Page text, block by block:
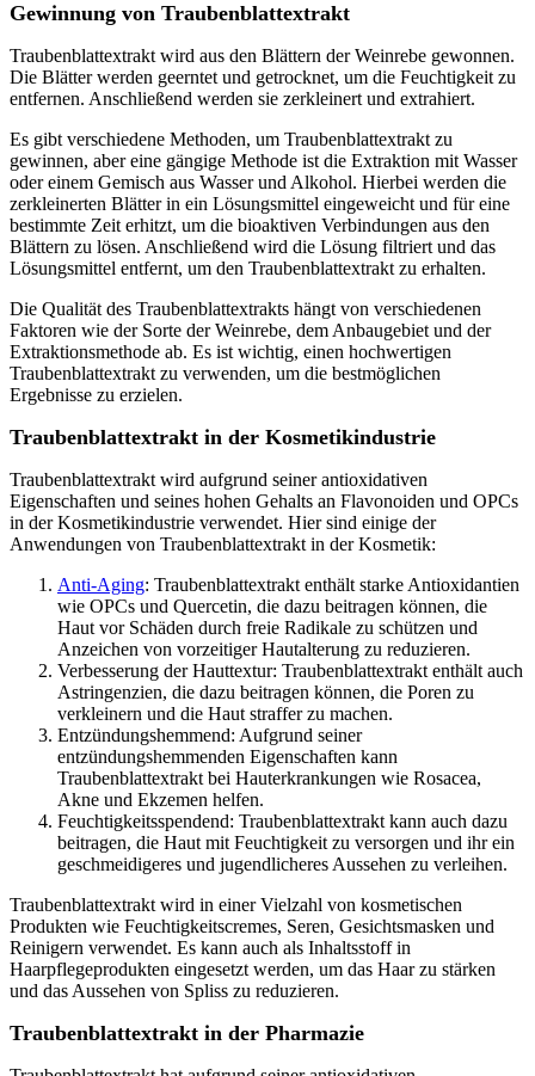
Gewinnung von Traubenblattextrakt
Traubenblattextrakt wird aus den Blättern der Weinrebe gewonnen.
Die Blätter werden geerntet und getrocknet, um die Feuchtigkeit zu
entfernen. Anschließend werden sie zerkleinert und extrahiert.
Es gibt verschiedene Methoden, um Traubenblattextrakt zu
gewinnen, aber eine gängige Methode ist die Extraktion mit Wasser
oder einem Gemisch aus Wasser und Alkohol. Hierbei werden die
zerkleinerten Blätter in ein Lösungsmittel eingeweicht und für eine
bestimmte Zeit erhitzt, um die bioaktiven Verbindungen aus den
Blättern zu lösen. Anschließend wird die Lösung filtriert und das
Lösungsmittel entfernt, um den Traubenblattextrakt zu erhalten.
Die Qualität des Traubenblattextrakts hängt von verschiedenen
Faktoren wie der Sorte der Weinrebe, dem Anbaugebiet und der
Extraktionsmethode ab. Es ist wichtig, einen hochwertigen
Traubenblattextrakt zu verwenden, um die bestmöglichen
Ergebnisse zu erzielen.
Traubenblattextrakt in der Kosmetikindustrie
Traubenblattextrakt wird aufgrund seiner antioxidativen
Eigenschaften und seines hohen Gehalts an Flavonoiden und OPCs
in der Kosmetikindustrie verwendet. Hier sind einige der
Anwendungen von Traubenblattextrakt in der Kosmetik:
Anti-Aging: Traubenblattextrakt enthält starke Antioxidantien
wie OPCs und Quercetin, die dazu beitragen können, die
Haut vor Schäden durch freie Radikale zu schützen und
Anzeichen von vorzeitiger Hautalterung zu reduzieren.
Verbesserung der Hauttextur: Traubenblattextrakt enthält auch
Astringenzien, die dazu beitragen können, die Poren zu
verkleinern und die Haut straffer zu machen.
Entzündungshemmend: Aufgrund seiner
entzündungshemmenden Eigenschaften kann
Traubenblattextrakt bei Hauterkrankungen wie Rosacea,
Akne und Ekzemen helfen.
Feuchtigkeitsspendend: Traubenblattextrakt kann auch dazu
beitragen, die Haut mit Feuchtigkeit zu versorgen und ihr ein
geschmeidigeres und jugendlicheres Aussehen zu verleihen.
Traubenblattextrakt wird in einer Vielzahl von kosmetischen
Produkten wie Feuchtigkeitscremes, Seren, Gesichtsmasken und
Reinigern verwendet. Es kann auch als Inhaltsstoff in
Haarpflegeprodukten eingesetzt werden, um das Haar zu stärken
und das Aussehen von Spliss zu reduzieren.
Traubenblattextrakt in der Pharmazie